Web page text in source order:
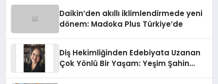
Daikin’den akıllı iklimlendirmede yeni
dönem: Madoka Plus Türkiye’de
Diş Hekimliğinden Edebiyata Uzanan
Çok Yönlü Bir Yaşam: Yeşim Şahin